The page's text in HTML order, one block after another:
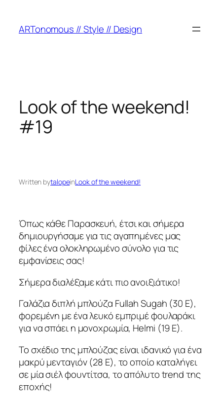
ARTonomous // Style // Design
Look of the weekend!
#19
Written bytalopeinLook of the weekend!
Όπως κάθε Παρασκευή, έτσι και σήμερα
δημιουργήσαμε για τις αγαπημένες μας
φίλες ένα ολοκληρωμένο σύνολο για τις
εμφανίσεις σας!
Σήμερα διαλέξαμε κάτι πιο ανοιξιάτικο!
Γαλάζια διπλή μπλούζα Fullah Sugah (30 E),
φορεμένη με ένα λευκό εμπριμέ φουλαράκι
για να σπάει η μονοχρωμία, Helmi (19 E).
Το σχέδιο της μπλούζας είναι ιδανικό για ένα
μακρύ μενταγιόν (28 Ε), το οποίο καταλήγει
σε μία σιέλ φουντίτσα, το απόλυτο trend της
εποχής!